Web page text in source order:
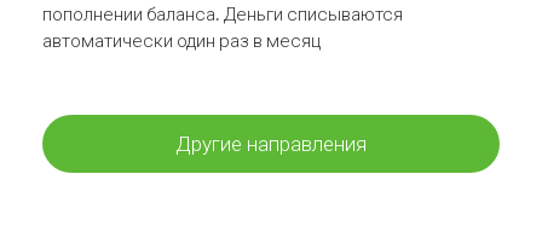
пополнении баланса. Деньги списываются
автоматически один раз в месяц
Другие направления